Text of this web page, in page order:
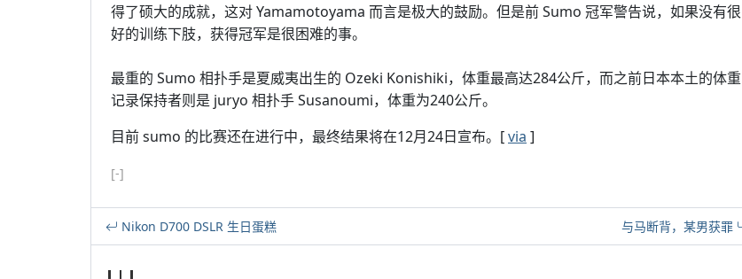
得了硕大的成就，这对 Yamamotoyama 而言是极大的鼓励。但是前 Sumo 冠军警告说，如果没有很
好的训练下肢，获得冠军是很困难的事。
最重的 Sumo 相扑手是夏威夷出生的 Ozeki Konishiki，体重最高达284公斤，而之前日本本土的体重
记录保持者则是 juryo 相扑手 Susanoumi，体重为240公斤。
目前 sumo 的比赛还在进行中，最终结果将在12月24日宣布。[via ]
[-]
Nikon D700 DSLR 生日蛋糕 与马断背，某男获罪